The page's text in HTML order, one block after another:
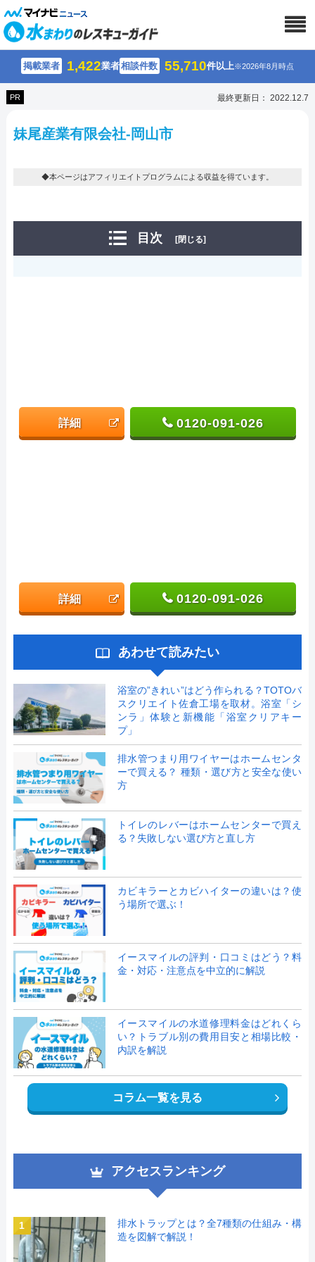
掲載業者 1,422業者相談件数 55,710件以上※2026年8月時点
PR 最終更新日： 2022.12.7
妹尾産業有限会社-岡山市
◆本ページはアフィリエイトプログラムによる収益を得ています。
目次 [閉じる]
詳細 0120-091-026
詳細 0120-091-026
あわせて読みたい
浴室の”きれい”はどう作られる？TOTOバ
スクリエイト佐倉工場を取材。浴室「シ
ンラ」体験と新機能「浴室クリアキー
プ」
排水管つまり用ワイヤーはホームセンタ
ーで買える？ 種類・選び方と安全な使い
方
トイレのレバーはホームセンターで買え
る？失敗しない選び方と直し方
カビキラーとカビハイターの違いは？使
う場所で選ぶ！
イースマイルの評判・口コミはどう？料
金・対応・注意点を中立的に解説
イースマイルの水道修理料金はどれくら
い？トラブル別の費用目安と相場比較・
内訳を解説
コラム一覧を見る
アクセスランキング
1
排水トラップとは？全7種類の仕組み・構
造を図解で解説！